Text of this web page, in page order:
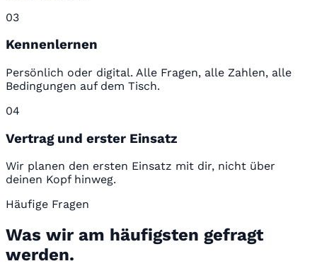
03
Kennenlernen
Persönlich oder digital. Alle Fragen, alle Zahlen, alle
Bedingungen auf dem Tisch.
04
Vertrag und erster Einsatz
Wir planen den ersten Einsatz mit dir, nicht über
deinen Kopf hinweg.
Häufige Fragen
Was wir am häufigsten gefragt
werden.